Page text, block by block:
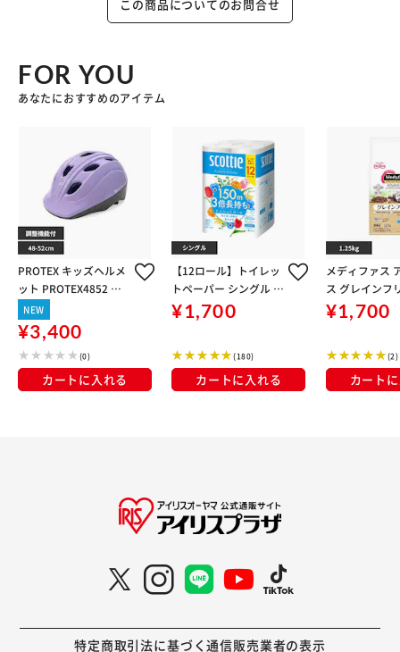
この商品についてのお問合せ
FOR YOU
あなたにおすすめのアイテム
PROTEX キッズヘルメ
ット PROTEX4852 ラ
ベンダー
NEW
¥3,400
(0)
カートに入れる
【12ロール】トイレッ
トペーパー シングル 3
倍巻 スコッティ
¥1,700
(180)
カートに入れる
メディファス
ス グレインフ
から フィッ
25kg キャッ
¥1,700
(2)
カート
特定商取引法に基づく通信販売業者の表示